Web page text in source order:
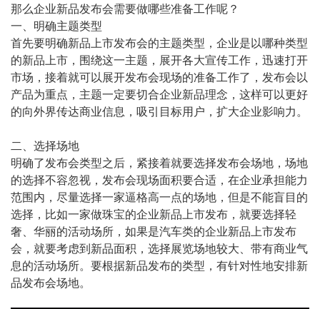
那么企业新品发布会需要做哪些准备工作呢？
一、明确主题类型
首先要明确新品上市发布会的主题类型，企业是以哪种类型
的新品上市，围绕这一主题，展开各大宣传工作，迅速打开
市场，接着就可以展开发布会现场的准备工作了，发布会以
产品为重点，主题一定要切合企业新品理念，这样可以更好
的向外界传达商业信息，吸引目标用户，扩大企业影响力。
二、选择场地
明确了发布会类型之后，紧接着就要选择发布会场地，场地
的选择不容忽视，发布会现场面积要合适，在企业承担能力
范围内，尽量选择一家逼格高一点的场地，但是不能盲目的
选择，比如一家做珠宝的企业新品上市发布，就要选择轻
奢、华丽的活动场所，如果是汽车类的企业新品上市发布
会，就要考虑到新品面积，选择展览场地较大、带有商业气
息的活动场所。要根据新品发布的类型，有针对性地安排新
品发布会场地。